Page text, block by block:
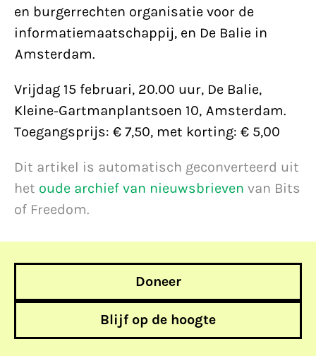
en burgerrechten organisatie voor de
informatiemaatschappij, en De Balie in
Amsterdam.
Vrijdag 15 februari, 20.00 uur, De Balie,
Kleine-Gartmanplantsoen 10, Amsterdam.
Toegangsprijs: € 7,50, met korting: € 5,00
Dit artikel is automatisch geconverteerd uit
het oude archief van nieuwsbrieven van Bits
of Freedom.
Doneer
Blijf op de hoogte